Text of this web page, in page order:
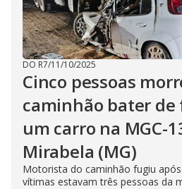
o
DO R7/11/10/2025
Cinco pessoas
caminhão bater
um carro na MGC-
Mirabela (MG)
Motorista do caminhão fugiu
vítimas estavam três pessoas da